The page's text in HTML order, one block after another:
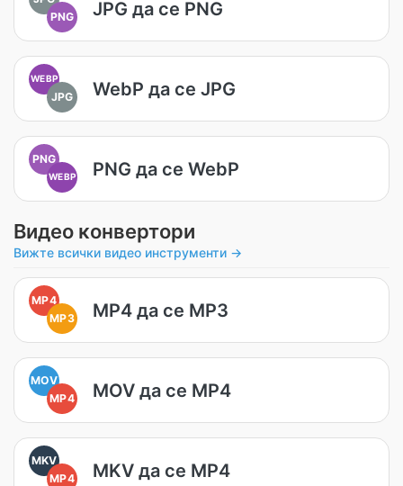
PNG
JPG да се PNG
WEBP
JPG WebP да се JPG
PNG
WEBP PNG да се WebP
Видео конвертори
Вижте всички видео инструменти →
MP4
MP3
MP4 да се MP3
MOV
MP4
MOV да се MP4
MKV
MP4
MKV да се MP4